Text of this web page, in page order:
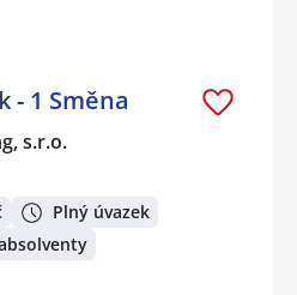
- 1 Směna
s.r.o.
Plný úvazek